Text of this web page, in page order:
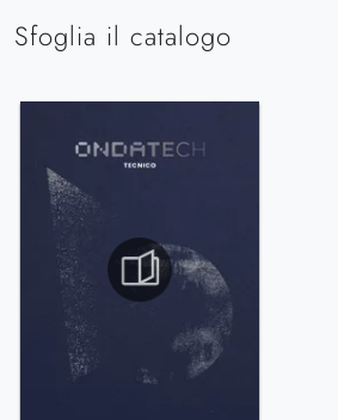
Sfoglia il catalogo